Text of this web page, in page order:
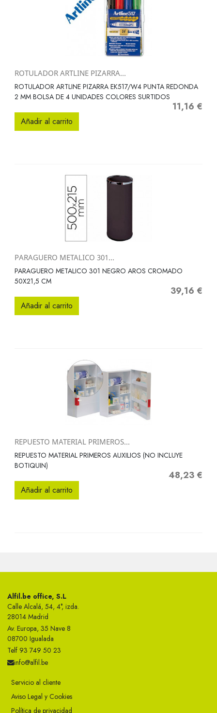
ROTULADOR ARTLINE PIZARRA...
ROTULADOR ARTLINE PIZARRA EK517/W4 PUNTA REDONDA
2 MM BOLSA DE 4 UNIDADES COLORES SURTIDOS
Precio
11,16 €
Añadir al carrito
PARAGUERO METALICO 301...
PARAGUERO METALICO 301 NEGRO AROS CROMADO
50X21,5 CM
Precio
39,16 €
Añadir al carrito
REPUESTO MATERIAL PRIMEROS...
REPUESTO MATERIAL PRIMEROS AUXILIOS (NO INCLUYE
BOTIQUIN)
Precio
48,23 €
Añadir al carrito
Alfil.be office, S.L
Calle Alcalá, 54, 4°, izda.
28014 Madrid
Av. Europa, 35 Nave 8
08700 Igualada
Telf 93 749 50 23
info@alfil.be
Servicio al cliente
Aviso Legal y Cookies
Política de privacidad